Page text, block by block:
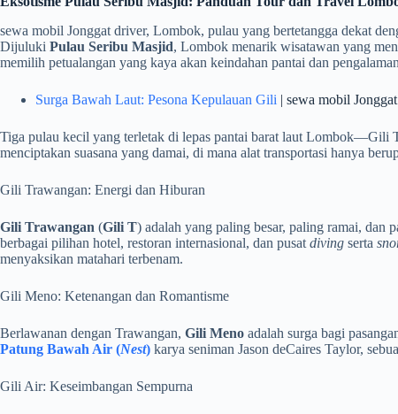
sewa mobil Jonggat driver, Lombok, pulau yang bertetangga dekat
Dijuluki Pulau Seribu Masjid, Lombok menarik wisatawan yang
memilih petualangan yang kaya akan keindahan pantai dan
Surga Bawah Laut: Pesona Kepulauan Gili | sewa mobil
Tiga pulau kecil yang terletak di lepas pantai barat laut
menciptakan suasana yang damai, di mana alat transportasi hanya
Gili Trawangan: Energi dan Hiburan
Gili Trawangan (Gili T) adalah yang paling besar, paling ramai, dan
berbagai pilihan hotel, restoran internasional, dan pusat diving serta
menyaksikan matahari terbenam.
Gili Meno: Ketenangan dan Romantisme
Berlawanan dengan Trawangan, Gili Meno adalah surga bagi
Patung Bawah Air (Nest) karya seniman Jason deCaires Taylor,
Gili Air: Keseimbangan Sempurna